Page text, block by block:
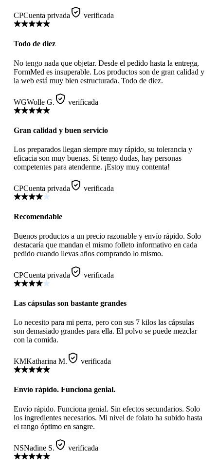
CPCuenta privada verificada
Todo de diez
No tengo nada que objetar. Desde el pedido hasta la entrega,
FormMed es insuperable. Los productos son de gran calidad y
la web está muy bien estructurada. Todo de diez.
WGWolle G. verificada
Gran calidad y buen servicio
Los preparados llegan siempre muy rápido, su tolerancia y
eficacia son muy buenas. Si tengo dudas, hay personas
competentes para atenderme. ¡Estoy muy contenta!
CPCuenta privada verificada
Recomendable
Buenos productos a un precio razonable y envío rápido. Solo
destacaría que mandan el mismo folleto informativo en cada
pedido cuando llevas años comprando lo mismo.
CPCuenta privada verificada
Las cápsulas son bastante grandes
Lo necesito para mi perra, pero con sus 7 kilos las cápsulas
son demasiado grandes para ella. El polvo se puede mezclar
con la comida.
KMKatharina M. verificada
Envío rápido. Funciona genial.
Envío rápido. Funciona genial. Sin efectos secundarios. Solo
los ingredientes necesarios. Mi nivel de folato ha subido hasta
el rango óptimo en sangre.
NSNadine S. verificada